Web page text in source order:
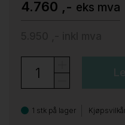
4.760 ,- eks mva
1 stk på lager